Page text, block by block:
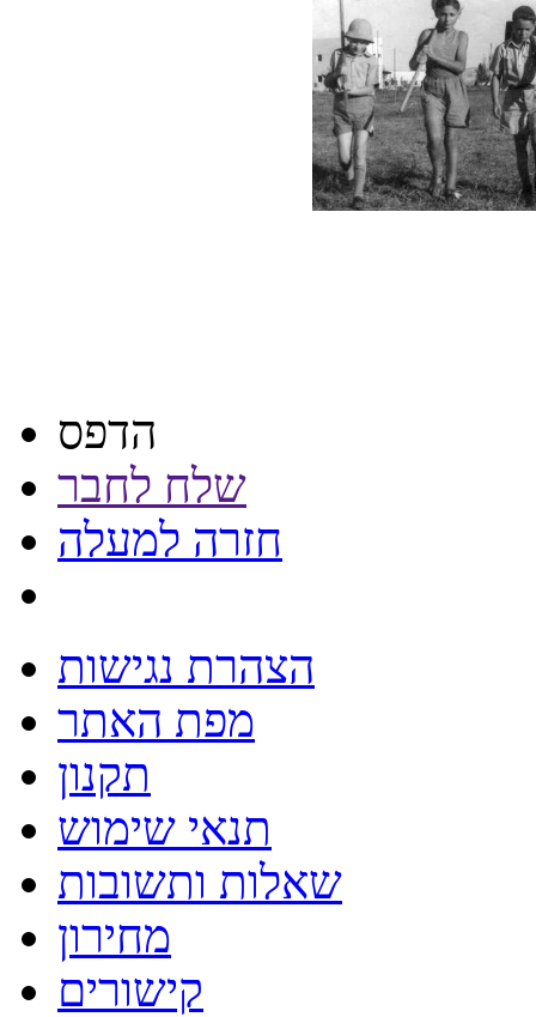
הדפס
שלח לחבר
חזרה למעלה
הצהרת נגישות
מפת האתר
תקנון
תנאי שימוש
שאלות ותשובות
מחירון
קישורים